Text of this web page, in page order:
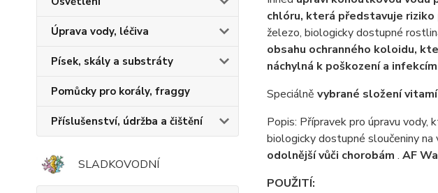
Úprava vody, léčiva
Písek, skály a substráty
Pomůcky pro korály, fraggy
Příslušenství, údržba a čištění
SLADKOVODNÍ
chlóru, která představuje
železo, biologicky dostupné
obsahu ochranného koloidu,
náchylná k poškození a
Speciálně vybrané složení
Popis: Přípravek pro úpravu vody,
biologicky dostupné sloučeniny na
odolnější vůči chorobám . AF
POUŽITÍ: